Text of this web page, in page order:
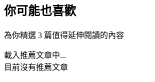
你可能也喜歡
為你精選 3 篇值得延伸閱讀的內容
載入推薦文章中...
目前沒有推薦文章